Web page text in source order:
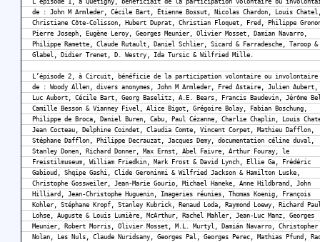
L’épisode 1, à Quetigny, bénéficiait de la participation volontaire ou
de : John M Armleder, Cécile Bart, Étienne Bossut, Nicolas Chardon, Louis
Christiane Côte-Colisson, Hubert Duprat, Christian Floquet, Fred, Philippe
Pierre Joseph, Eugène Leroy, Georges Meunier, Olivier Mosset, Damian Navarro,
Philippe Ramette, Claude Rutault, Daniel Schlier, Sicard & Farradesche, Taroop &
Glabel, Didier Trenet, D. Westry, Ida Tursic & Wilfried Mille.
L’épisode 2, à Circuit, bénéficie de la participation volontaire ou involontaire
de : Woody Allen, divers anonymes, John M Armleder, Fred Astaire, Julien Aubert,
Luc Aubort, Cécile Bart, Georg Baselitz, A.E. Bears, Francis Baudevin, Jérôme
Camille Besson & Vianney Fivel, Alice Bigot, Grégoire Bolay, Fabian Boschung,
Philippe de Broca, Daniel Buren, Cabu, Paul Cézanne, Charlie Chaplin, Louis
Jean Cocteau, Delphine Coindet, Claudia Comte, Vincent Corpet, Mathieu Dafflon,
Stéphane Dafflon, Philippe Decrauzat, Jacques Demy, documentation céline duval,
Stanley Donen, Richard Donner, Max Ernst, Abel Faivre, Arthur Fouray, le
Freistilmuseum, William Friedkin, Mark Frost & David Lynch, Ellie Ga, Frédéric
Gabioud, Shqipe Gashi, Clide Geroninmi & Wilfried Jackson & Hamilton Luske,
Christophe Gossweiler, Jean-Marie Gourio, Michael Haneke, Anne Hildbrand, John
Hilliard, Jean-Christophe Huguenin, Imageries réunies, Thomas Koenig, François
Kohler, Stéphane Kropf, Stanley Kubrick, Renaud Loda, Raymond Loewy, Richard
Lohse, Auguste & Louis Lumière, McArthur, Rachel Mahler, Jean-Luc Manz, Georges
Meunier, Robert Morris, Olivier Mosset, M.L. Murtyl, Damián Navarro, Christopher
Nolan, Les Nuls, Claude Nuridsany, Georges Pal, Georges Perec, Mathias Pfund,